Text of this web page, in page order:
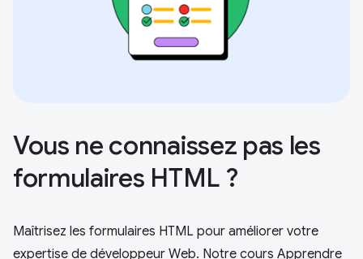
Vous ne connaissez pas les
formulaires HTML ?
Maîtrisez les formulaires HTML pour améliorer votre
expertise de développeur Web. Notre cours Apprendre